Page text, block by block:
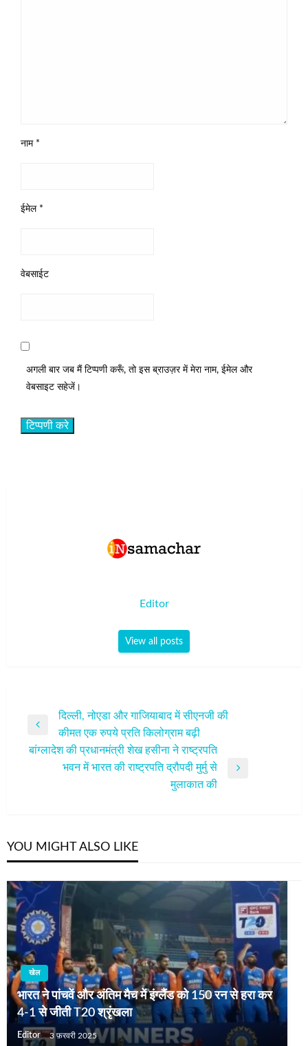
नाम *
ईमेल *
वेबसाईट
अगली बार जब मैं टिप्पणी करूँ, तो इस ब्राउज़र में मेरा नाम, ईमेल और
वेबसाइट सहेजें।
Editor
View all posts
नेविगेशन
Previous
Post
दिल्ली, नोएडा और गाजियाबाद में सीएनजी की
कीमत एक रुपये प्रति किलोग्राम बढ़ी
बांग्लादेश की प्रधानमंत्री शेख हसीना ने राष्ट्रपति
भवन में भारत की राष्ट्रपति द्रौपदी मुर्मु से
मुलाकात की
YOU MIGHT ALSO LIKE
खेल
भारत ने पांचवें और अंतिम मैच में इंग्लैंड को 150 रन से हरा कर
4-1 से जीती T20 श्रृंखला
Editor 3 फ़रवरी 2025